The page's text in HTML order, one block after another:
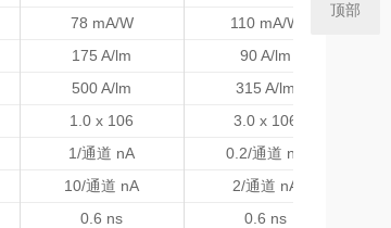
78 mA/W
110 mA/W
175 A/lm
90 A/lm
500 A/lm
315 A/lm
1.0 x 106
3.0 x 106
1/通道 nA 0.2/通道 nA
10/通道 nA
2/通道 nA
0.6 ns
0.6 ns
顶部